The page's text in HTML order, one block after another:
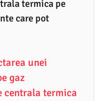
termica pe
care pot
unei
gaz
centrala termica